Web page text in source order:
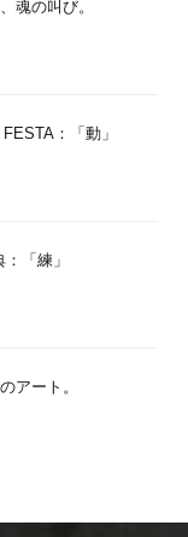
魂の叫び。
：「動」
「練」
アート。